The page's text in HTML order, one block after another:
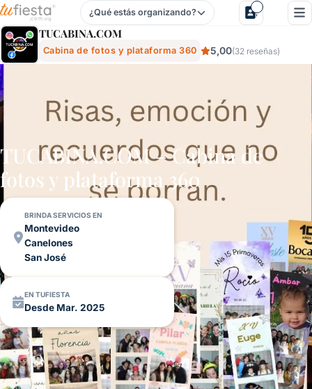
Tucabina.com - Cabina De Fotos Y Plataforma 360 Para
¿Qué estás organizando?
TUCABINA.COM
Cabina de fotos y plataforma 360 5,00(32 reseñas)
TUCABINA.COM – Cabina de
fotos y plataforma 360
BRINDA SERVICIOS EN
Montevideo
Canelones
San José
EN TUFIESTA
Desde Mar. 2025